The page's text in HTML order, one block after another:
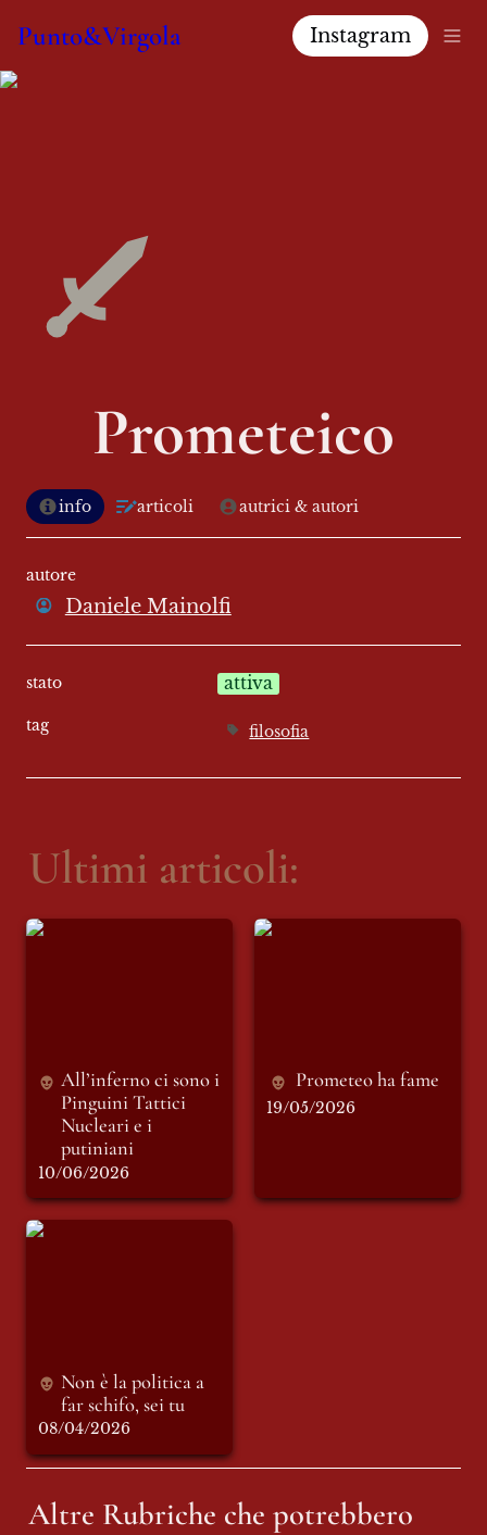
Punto&Virgola Instagram
Prometeico
info articoli autrici & autori
autore
Daniele Mainolfi
stato attiva
tag filosofia
Ultimi articoli:
All’inferno ci sono i
All’inferno ci sono i
Pinguini Tattici
Nucleari e i
putiniani
10/06/2026
Prometeo ha fame
Prometeo ha fame
19/05/2026
Non è la politica a
Non è la politica a
far schifo, sei tu
08/04/2026
Altre Rubriche che potrebbero